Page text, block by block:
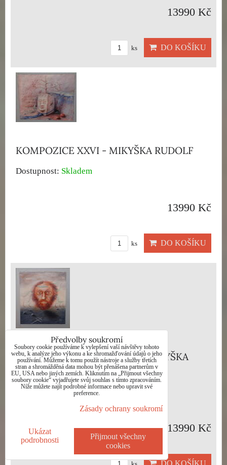
13990 Kč
ks DO KOŠÍKU
KOMPOZICE XXVI - MIKYŠKA RUDOLF
Dostupnost: Skladem
13990 Kč
ks DO KOŠÍKU
KOMPOZICE SLOVENSKO - MIKYŠKA
RUDOLF
Dostupnost:Skladem
13990 Kč
Předvolby soukromí
Soubory cookie používáme k vylepšení vaší návštěvy tohoto
webu, k analýze jeho výkonu a ke shromažďování údajů o jeho
používání. Můžeme k tomu použít nástroje a služby třetích
stran a shromážděná data mohou být přenášena partnerům v
EU, USA nebo jiných zemích. Kliknutím na „Přijmout všechny
soubory cookie“ vyjadřujete svůj souhlas s tímto zpracováním.
Níže můžete najít podrobné informace nebo upravit své
preference.
Zásady ochrany soukromí
Ukázat
podrobnosti
Přijmout všechny
cookies